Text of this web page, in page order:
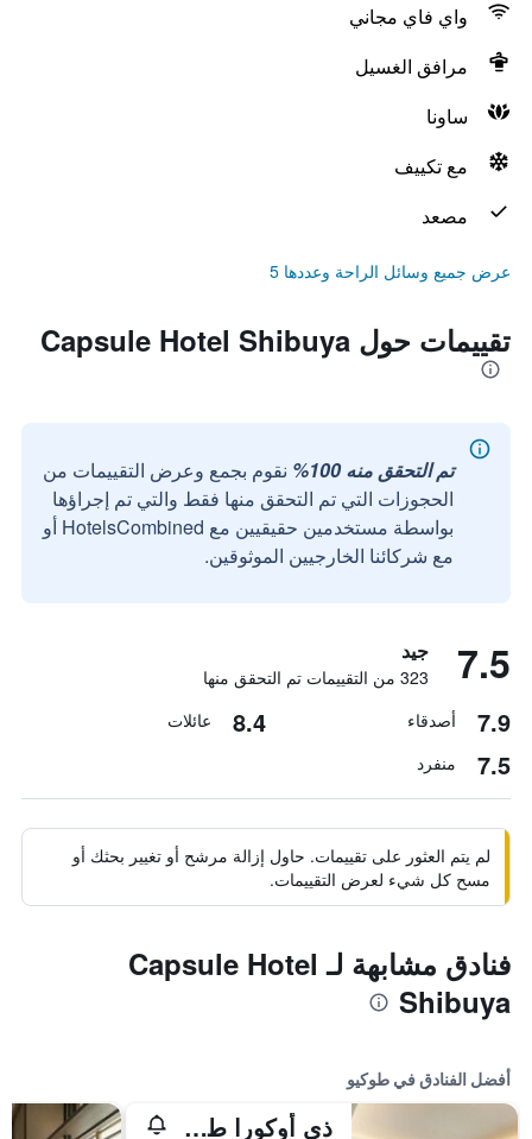
واي فاي مجاني
مرافق الغسيل
ساونا
مع تكييف
مصعد
عرض جميع وسائل الراحة وعددها 5
تقييمات حول Capsule Hotel Shibuya
تم التحقق منه 100%
نقوم بجمع وعرض التقييمات من
الحجوزات التي تم التحقق منها فقط والتي تم إجراؤها
بواسطة مستخدمين حقيقيين مع HotelsCombined أو
مع شركائنا الخارجيين الموثوقين.
7.5 جيد
323 من التقييمات تم التحقق منها
7.9 أصدقاء 8.4 عائلات
7.5 منفرد
لم يتم العثور على تقييمات. حاول إزالة مرشح أو تغيير بحثك أو
مسح كل شيء لعرض التقييمات.
فنادق مشابهة لـ Capsule Hotel
Shibuya
أفضل الفنادق في طوكيو
ذي أوكورا طوكيو